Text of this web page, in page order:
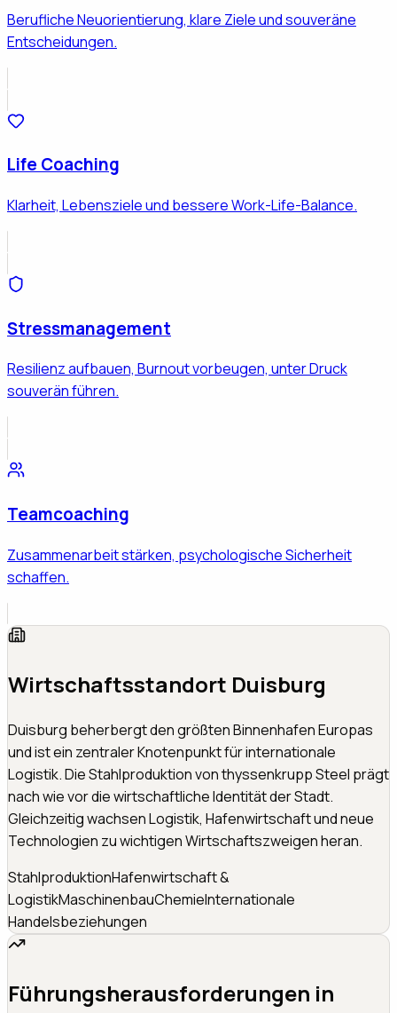
Berufliche Neuorientierung, klare Ziele und souveräne
Entscheidungen.
Life Coaching
Klarheit, Lebensziele und bessere Work-Life-Balance.
Stressmanagement
Resilienz aufbauen, Burnout vorbeugen, unter Druck
souverän führen.
Teamcoaching
Zusammenarbeit stärken, psychologische Sicherheit
schaffen.
Wirtschaftsstandort Duisburg
Duisburg beherbergt den größten Binnenhafen Europas
und ist ein zentraler Knotenpunkt für internationale
Logistik. Die Stahlproduktion von thyssenkrupp Steel prägt
nach wie vor die wirtschaftliche Identität der Stadt.
Gleichzeitig wachsen Logistik, Hafenwirtschaft und neue
Technologien zu wichtigen Wirtschaftszweigen heran.
StahlproduktionHafenwirtschaft &
LogistikMaschinenbauChemieInternationale
Handelsbeziehungen
Führungsherausforderungen in